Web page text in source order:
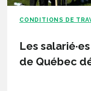
CONDITIONS DE
Les
de Québec